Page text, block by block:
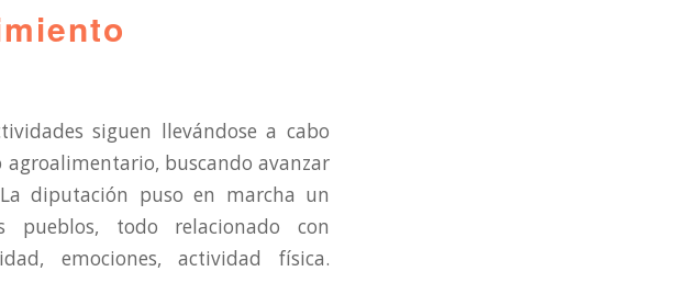
siguen llevándose a cabo
buscando avanzar
diputación puso en marcha un
pueblos, todo relacionado con
emociones, actividad física.